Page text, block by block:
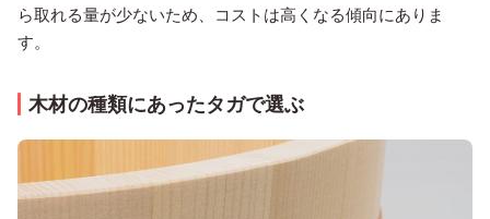
ら取れる量が少ないため、コストは高くなる傾向にありま
す。
木材の種類にあったタガで選ぶ